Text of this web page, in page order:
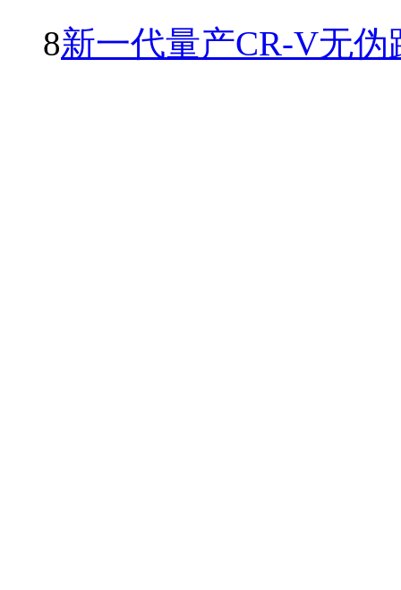
8新一代量产CR-V无